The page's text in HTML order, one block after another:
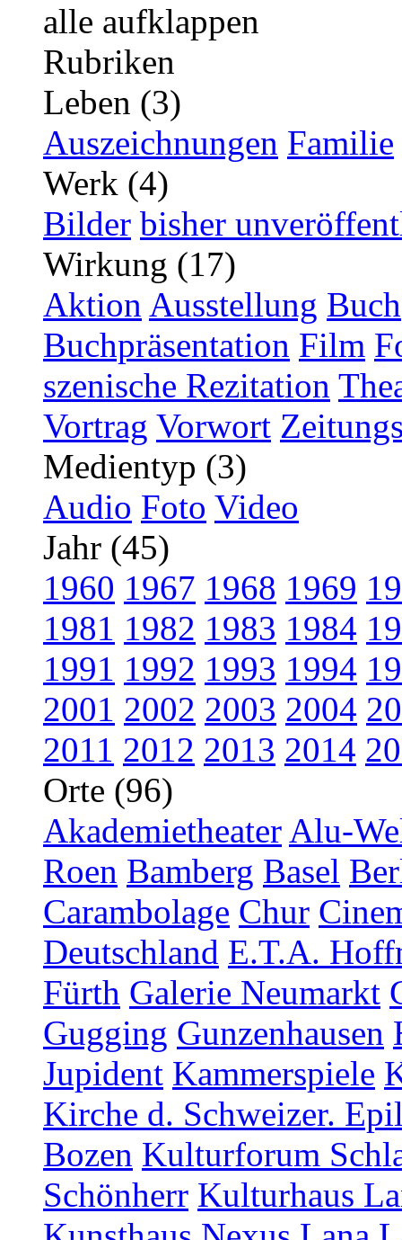
alle aufklappen
Rubriken
Leben (3)
Auszeichnungen Familie
Werk (4)
Bilder bisher
Wirkung (17)
Aktion Ausstellung Buch
Buchpräsentation Film
szenische Rezitation
Vortrag Vorwort
Medientyp (3)
Audio Foto Video
Jahr (45)
1960 1967 1968 1969
1981 1982 1983 1984
1991 1992 1993 1994
2001 2002 2003 2004
2011 2012 2013 2014
Orte (96)
Akademietheater Alu-
Roen Bamberg Basel
Carambolage Chur
Deutschland E.T.A.
Fürth Galerie Neumarkt
Gugging Gunzenhausen
Jupident Kammerspiele
Kirche d. Schweizer.
Bozen Kulturforum
Schönherr Kulturhaus